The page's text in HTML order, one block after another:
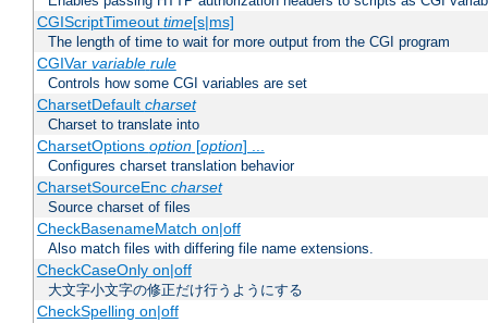
CGIScriptTimeout time[s|ms]
The length of time to wait for more output from the CGI program
CGIVar variable rule
Controls how some CGI variables are set
CharsetDefault charset
Charset to translate into
CharsetOptions option[option] ...
Configures charset translation behavior
CharsetSourceEnc charset
Source charset of files
CheckBasenameMatch on|off
Also match files with differing file name extensions.
CheckCaseOnly on|off
大文字小文字の修正だけ行うようにする
CheckSpelling on|off